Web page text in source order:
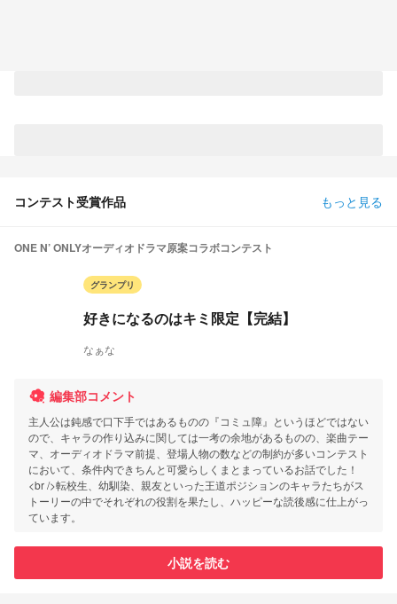
コンテスト受賞作品 もっと見る
ONE N’ ONLYオーディオドラマ原案コラボコンテスト
グランプリ
好きになるのはキミ限定【完結】
なぁな
編集部コメント
主人公は鈍感で口下手ではあるものの『コミュ障』というほどではない
ので、キャラの作り込みに関しては一考の余地があるものの、楽曲テー
マ、オーディオドラマ前提、登場人物の数などの制約が多いコンテスト
において、条件内できちんと可愛らしくまとまっているお話でした！
<br />転校生、幼馴染、親友といった王道ポジションのキャラたちがス
トーリーの中でそれぞれの役割を果たし、ハッピーな読後感に仕上がっ
ています。
小説を読む